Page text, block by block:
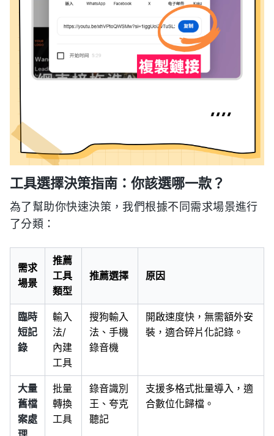
工具選擇決策指南：你該選哪一款？
為了幫助你快速決策，我們根據不同需求場景進行
了分類：
需求
場景
推薦
工具
類型
推薦選擇 原因
臨時
短記
錄
輸入
法/
內建
工具
搜狗輸入
法、手機
錄音機
開啟速度快，無需額外安
裝，適合碎片化記錄。
大量
舊檔
案處
批量
轉換
工具
錄音識別
王、夸克
聽記
支援多格式批量導入，適
合數位化歸檔。